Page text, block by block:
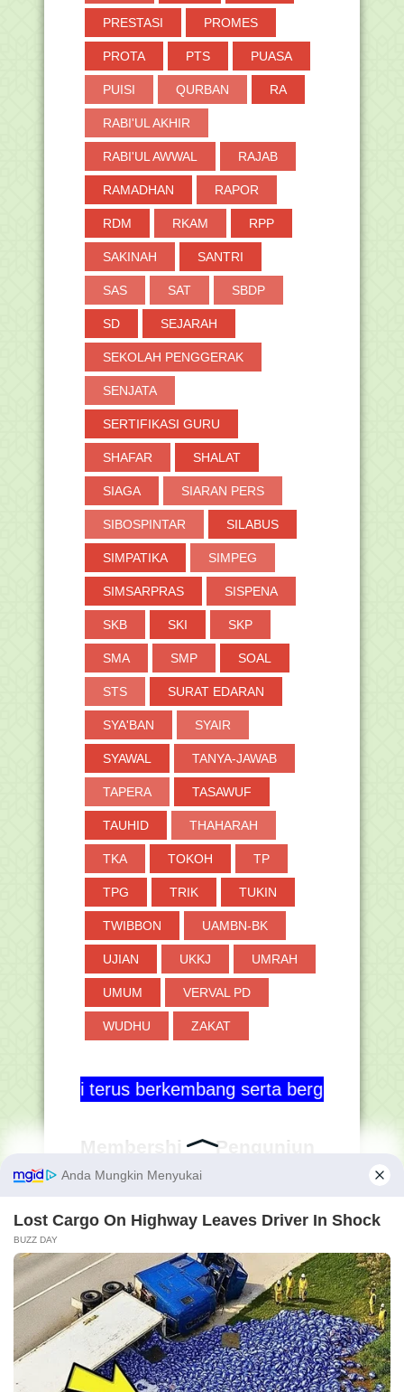
PRESTASI PROMES
PROTA PTS PUASA
PUISI QURBAN RA
RABI'UL AKHIR
RABI'UL AWWAL RAJAB
RAMADHAN RAPOR
RDM RKAM RPP
SAKINAH SANTRI
SAS SAT SBDP
SD SEJARAH
SEKOLAH PENGGERAK
SENJATA
SERTIFIKASI GURU
SHAFAR SHALAT
SIAGA SIARAN PERS
SIBOSPINTAR SILABUS
SIMPATIKA SIMPEG
SIMSARPRAS SISPENA
SKB SKI SKP
SMA SMP SOAL
STS SURAT EDARAN
SYA'BAN SYAIR
SYAWAL TANYA-JAWAB
TAPERA TASAWUF
TAUHID THAHARAH
TKA TOKOH TP
TPG TRIK TUKIN
TWIBBON UAMBN-BK
UJIAN UKKJ UMRAH
UMUM VERVAL PD
WUDHU ZAKAT
berkembang serta berguna bagi semua
Membershi
p GRATIS
Pengunjun
56,043,82
4
Online
6